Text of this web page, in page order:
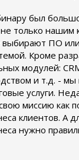
был
только нашим
выбирают ПО
Кроме
модулей:
и т.д. - мы
услуги.
миссию как
клиентов. А
нужно